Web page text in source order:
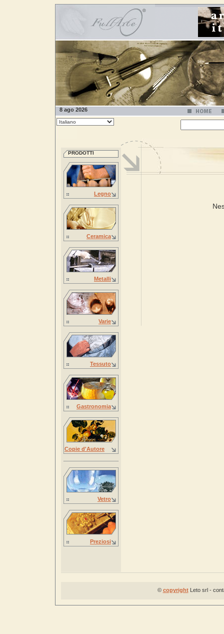
8 ago 2026
PRODOTTI
Legno
Ceramica
Metalli
Varie
Tessuto
Gastronomia
Copie d'Autore
Vetro
Preziosi
© copyrightLeto srl -